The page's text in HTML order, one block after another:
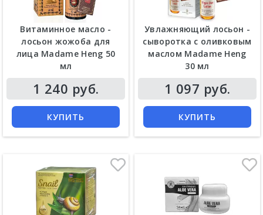
Витаминное масло -
лосьон жожоба для
лица Madame Heng 50
мл
1 240 руб.
КУПИТЬ
Увлажняющий лосьон -
сыворотка с оливковым
маслом Madame Heng
30 мл
1 097 руб.
КУПИТЬ